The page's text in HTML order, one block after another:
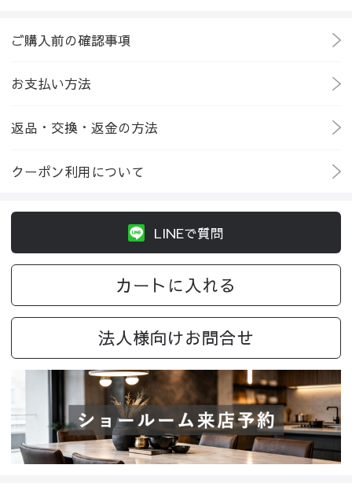
ご購入前の確認事項
お支払い方法
返品・交換・返金の方法
クーポン利用について
LINEで質問
カートに入れる
法人様向けお問合せ